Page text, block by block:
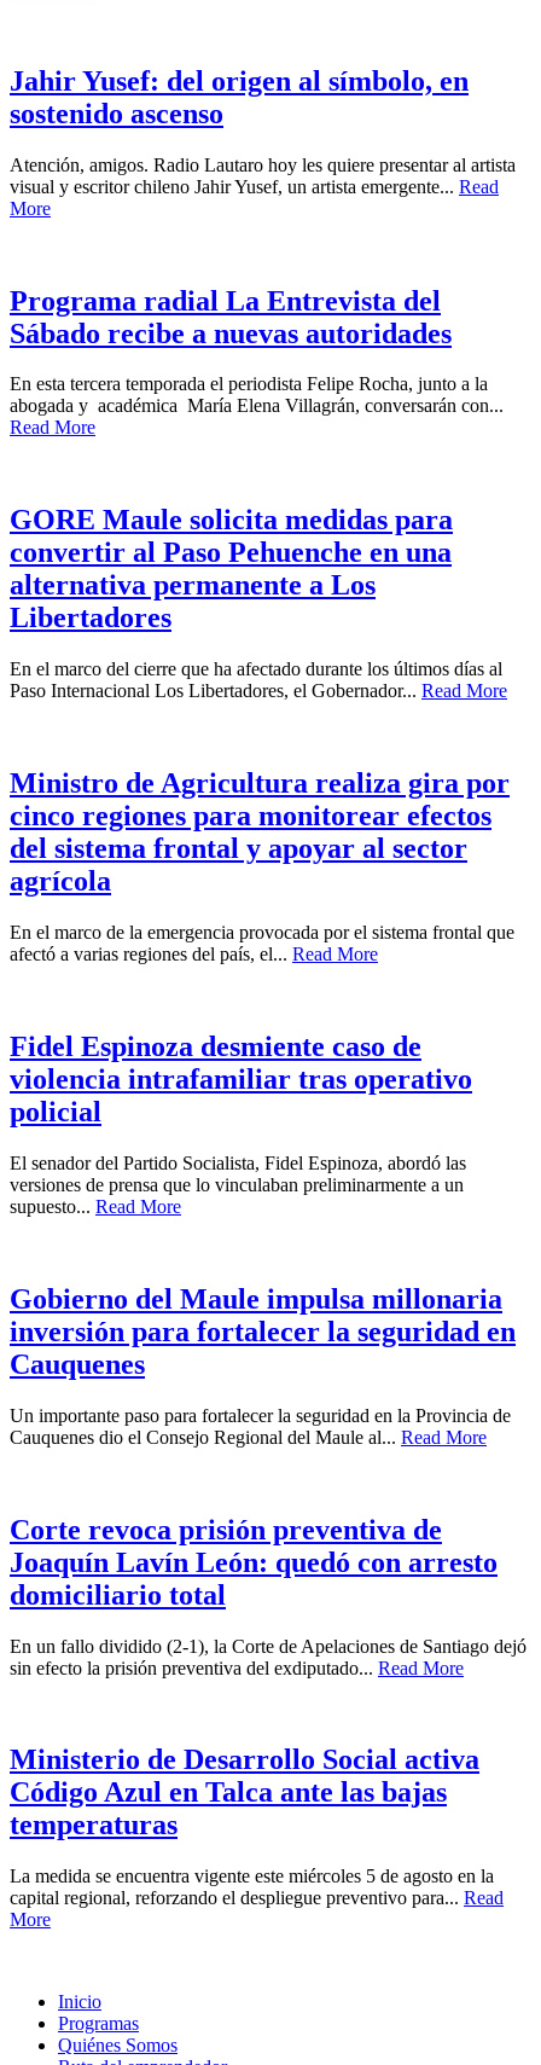
Jahir Yusef: del origen al símbolo, en
sostenido ascenso
Atención, amigos. Radio Lautaro hoy les quiere presentar al artista
visual y escritor chileno Jahir Yusef, un artista emergente... Read
More
Programa radial La Entrevista del
Sábado recibe a nuevas autoridades
En esta tercera temporada el periodista Felipe Rocha, junto a la
abogada y académica María Elena Villagrán, conversarán con...
Read More
GORE Maule solicita medidas para
convertir al Paso Pehuenche en una
alternativa permanente a Los
Libertadores
En el marco del cierre que ha afectado durante los últimos días al
Paso Internacional Los Libertadores, el Gobernador... Read More
Ministro de Agricultura realiza gira por
cinco regiones para monitorear efectos
del sistema frontal y apoyar al sector
agrícola
En el marco de la emergencia provocada por el sistema frontal que
afectó a varias regiones del país, el... Read More
Fidel Espinoza desmiente caso de
violencia intrafamiliar tras operativo
policial
El senador del Partido Socialista, Fidel Espinoza, abordó las
versiones de prensa que lo vinculaban preliminarmente a un
supuesto... Read More
Gobierno del Maule impulsa millonaria
inversión para fortalecer la seguridad en
Cauquenes
Un importante paso para fortalecer la seguridad en la Provincia de
Cauquenes dio el Consejo Regional del Maule al... Read More
Corte revoca prisión preventiva de
Joaquín Lavín León: quedó con arresto
domiciliario total
En un fallo dividido (2-1), la Corte de Apelaciones de Santiago dejó
sin efecto la prisión preventiva del exdiputado... Read More
Ministerio de Desarrollo Social activa
Código Azul en Talca ante las bajas
temperaturas
La medida se encuentra vigente este miércoles 5 de agosto en la
capital regional, reforzando el despliegue preventivo para... Read
More
Inicio
Programas
Quiénes Somos